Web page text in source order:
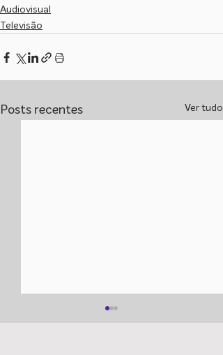
Audiovisual
Televisão
Posts recentes Ver tudo